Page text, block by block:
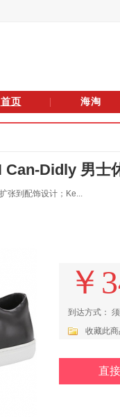
首页 海淘
Can-Didly 男士
张到配饰设计；Ke...
￥
到达方式：
收藏此商
直